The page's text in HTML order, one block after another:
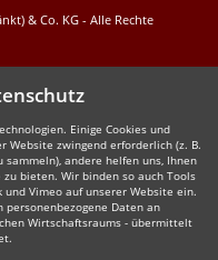
& Co. KG - Alle Rechte
Einige Cookies und
Website zwingend erforderlich (z. B.
andere helfen uns, Ihnen
bieten. Wir binden so auch Tools
Vimeo auf unserer Website ein.
personenbezogene Daten an
Wirtschaftsraums - übermittelt